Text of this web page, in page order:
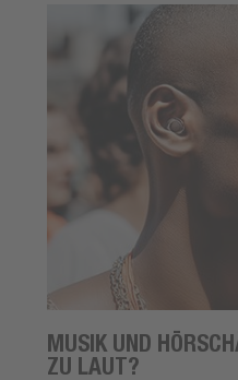
MUSIK UND
ZU LAUT?